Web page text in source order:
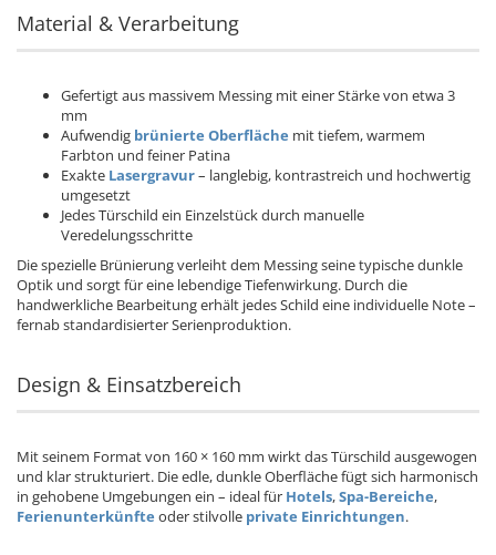
Material & Verarbeitung
Gefertigt aus massivem Messing mit einer Stärke von etwa 3
mm
Aufwendig brünierte Oberfläche mit tiefem, warmem
Farbton und feiner Patina
Exakte Lasergravur– langlebig, kontrastreich und hochwertig
umgesetzt
Jedes Türschild ein Einzelstück durch manuelle
Veredelungsschritte
Die spezielle Brünierung verleiht dem Messing seine typische dunkle
Optik und sorgt für eine lebendige Tiefenwirkung. Durch die
handwerkliche Bearbeitung erhält jedes Schild eine individuelle Note –
fernab standardisierter Serienproduktion.
Design & Einsatzbereich
Mit seinem Format von 160 × 160 mm wirkt das Türschild ausgewogen
und klar strukturiert. Die edle, dunkle Oberfläche fügt sich harmonisch
in gehobene Umgebungen ein – ideal für Hotels,Spa-Bereiche,
Ferienunterkünfte oder stilvolle private Einrichtungen.